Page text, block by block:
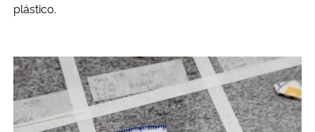
plástico.